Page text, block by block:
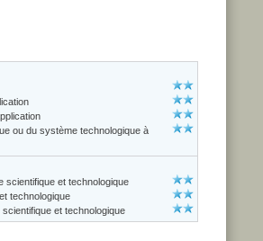
ou du système technologique à
scientifique et technologique
technologique
et technologique